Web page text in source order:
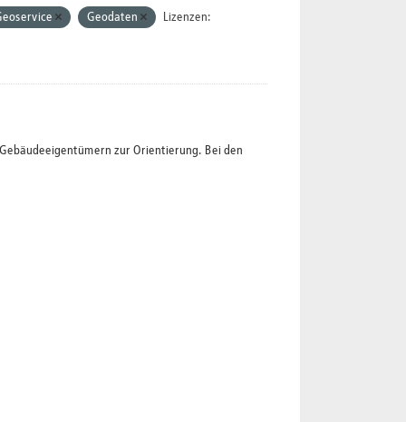
Geodaten Lizenzen:
zur Orientierung. Bei den